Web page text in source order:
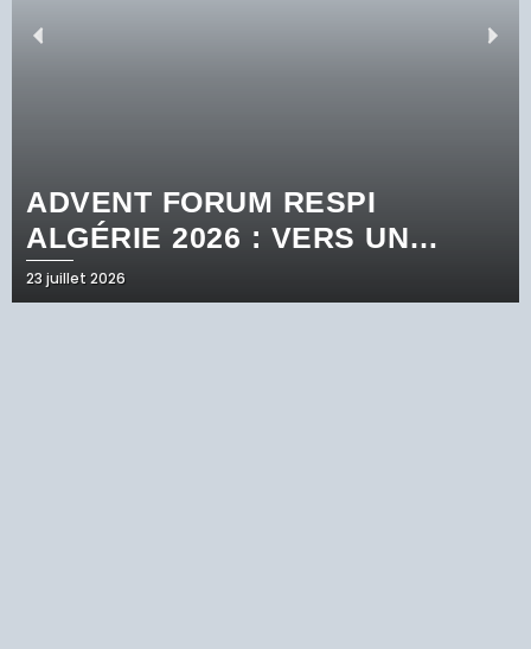
ADVENT FORUM RESPI
ALGÉRIE 2026 : VERS UN
NOUVEAU PARADIGME DANS
LA PRISE EN CHARGE DES
23 juillet 2026